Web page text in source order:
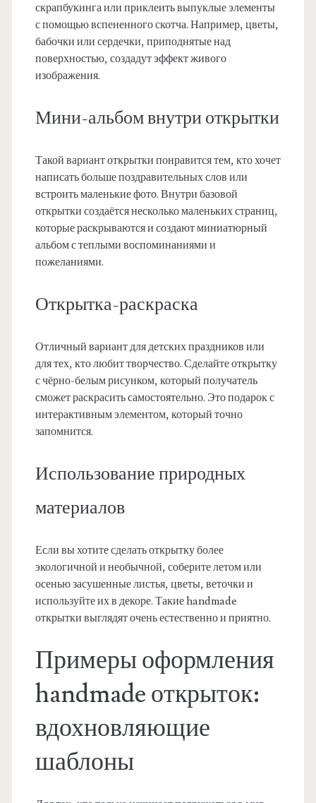
скрапбукинга или приклеить выпуклые элементы
с помощью вспененного скотча. Например, цветы,
бабочки или сердечки, приподнятые над
поверхностью, создадут эффект живого
изображения.
Мини-альбом внутри открытки
Такой вариант открытки понравится тем, кто хочет
написать больше поздравительных слов или
встроить маленькие фото. Внутри базовой
открытки создаётся несколько маленьких страниц,
которые раскрываются и создают миниатюрный
альбом с теплыми воспоминаниями и
пожеланиями.
Открытка-раскраска
Отличный вариант для детских праздников или
для тех, кто любит творчество. Сделайте открытку
с чёрно-белым рисунком, который получатель
сможет раскрасить самостоятельно. Это подарок с
интерактивным элементом, который точно
запомнится.
Использование природных
материалов
Если вы хотите сделать открытку более
экологичной и необычной, соберите летом или
осенью засушенные листья, цветы, веточки и
используйте их в декоре. Такие handmade
открытки выглядят очень естественно и приятно.
Примеры оформления
handmade открыток:
вдохновляющие
шаблоны